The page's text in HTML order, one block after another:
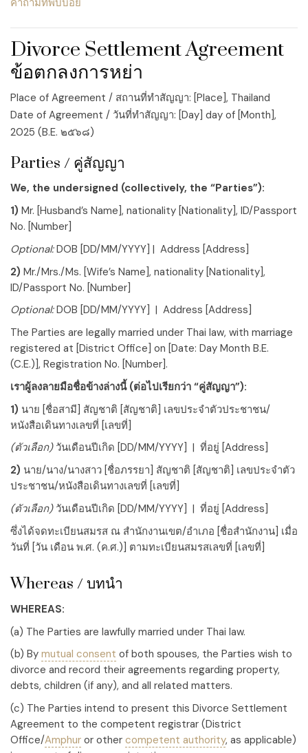
Divorce Settlement Agreement
ข้อตกลงการหย่า
Place of Agreement / สถานที่ทำสัญญา: [Place], Thailand
Date of Agreement / วันที่ทำสัญญา: [Day] day of [Month],
2025 (B.E. ๒๕๖๘)
Parties / คู่สัญญา
We, the undersigned (collectively, the “Parties”):
1) Mr. [Husband’s Name] , nationality [Nationality] , ID/Passport
No. [Number]
Optional:DOB [DD/MM/YYYY] | Address [Address]
2) Mr./Mrs./Ms. [Wife’s Name], nationality [Nationality],
ID/Passport No. [Number]
Optional:DOB [DD/MM/YYYY] | Address [Address]
The Parties are legally married under Thai law, with marriage
registered at [District Office] on [Date: Day Month B.E.
(C.E.)] , Registration No. [Number] .
เราผู้ลงลายมือชื่อข้างล่างนี้ (ต่อไปเรียกว่า “คู่สัญญา”):
1) นาย [ชื่อสามี] สัญชาติ [สัญชาติ] เลขประจำตัวประชาชน/
หนังสือเดินทางเลขที่ [เลขที่]
(ตัวเลือก)วันเดือนปีเกิด [DD/MM/YYYY] | ที่อยู่ [Address]
2) นาย/นาง/นางสาว [ชื่อภรรยา] สัญชาติ [สัญชาติ] เลขประจำตัว
ประชาชน/หนังสือเดินทางเลขที่ [เลขที่]
(ตัวเลือก)วันเดือนปีเกิด [DD/MM/YYYY] | ที่อยู่ [Address]
ซึ่งได้จดทะเบียนสมรส ณ สำนักงานเขต/อำเภอ [ชื่อสำนักงาน] เมื่อ
วันที่ [วัน เดือน พ.ศ. (ค.ศ.)] ตามทะเบียนสมรสเลขที่ [เลขที่]
Whereas / บทนำ
WHEREAS:
(a) The Parties are lawfully married under Thai law.
(b) By mutual consent of both spouses, the Parties wish to
divorce and record their agreements regarding property,
debts, children (if any), and all related matters.
(c) The Parties intend to present this Divorce Settlement
Agreement to the competent registrar (District
Office/Amphur or other competent authority, as applicable)